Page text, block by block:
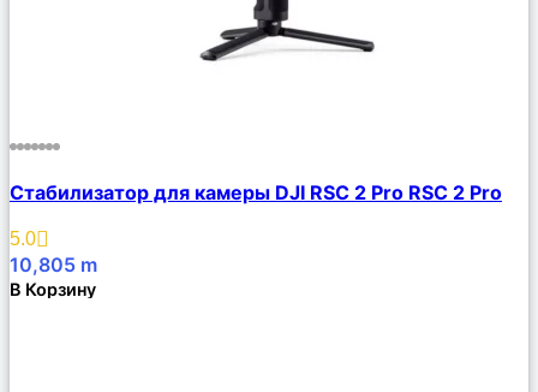
Описание
Избранное
Cтабилизатор для камеры DJI RSC 2 Pro RSC 2 Pro
5.0
10,805 m
В Корзину